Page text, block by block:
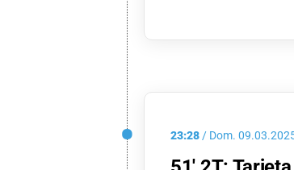
23:28 / Dom.